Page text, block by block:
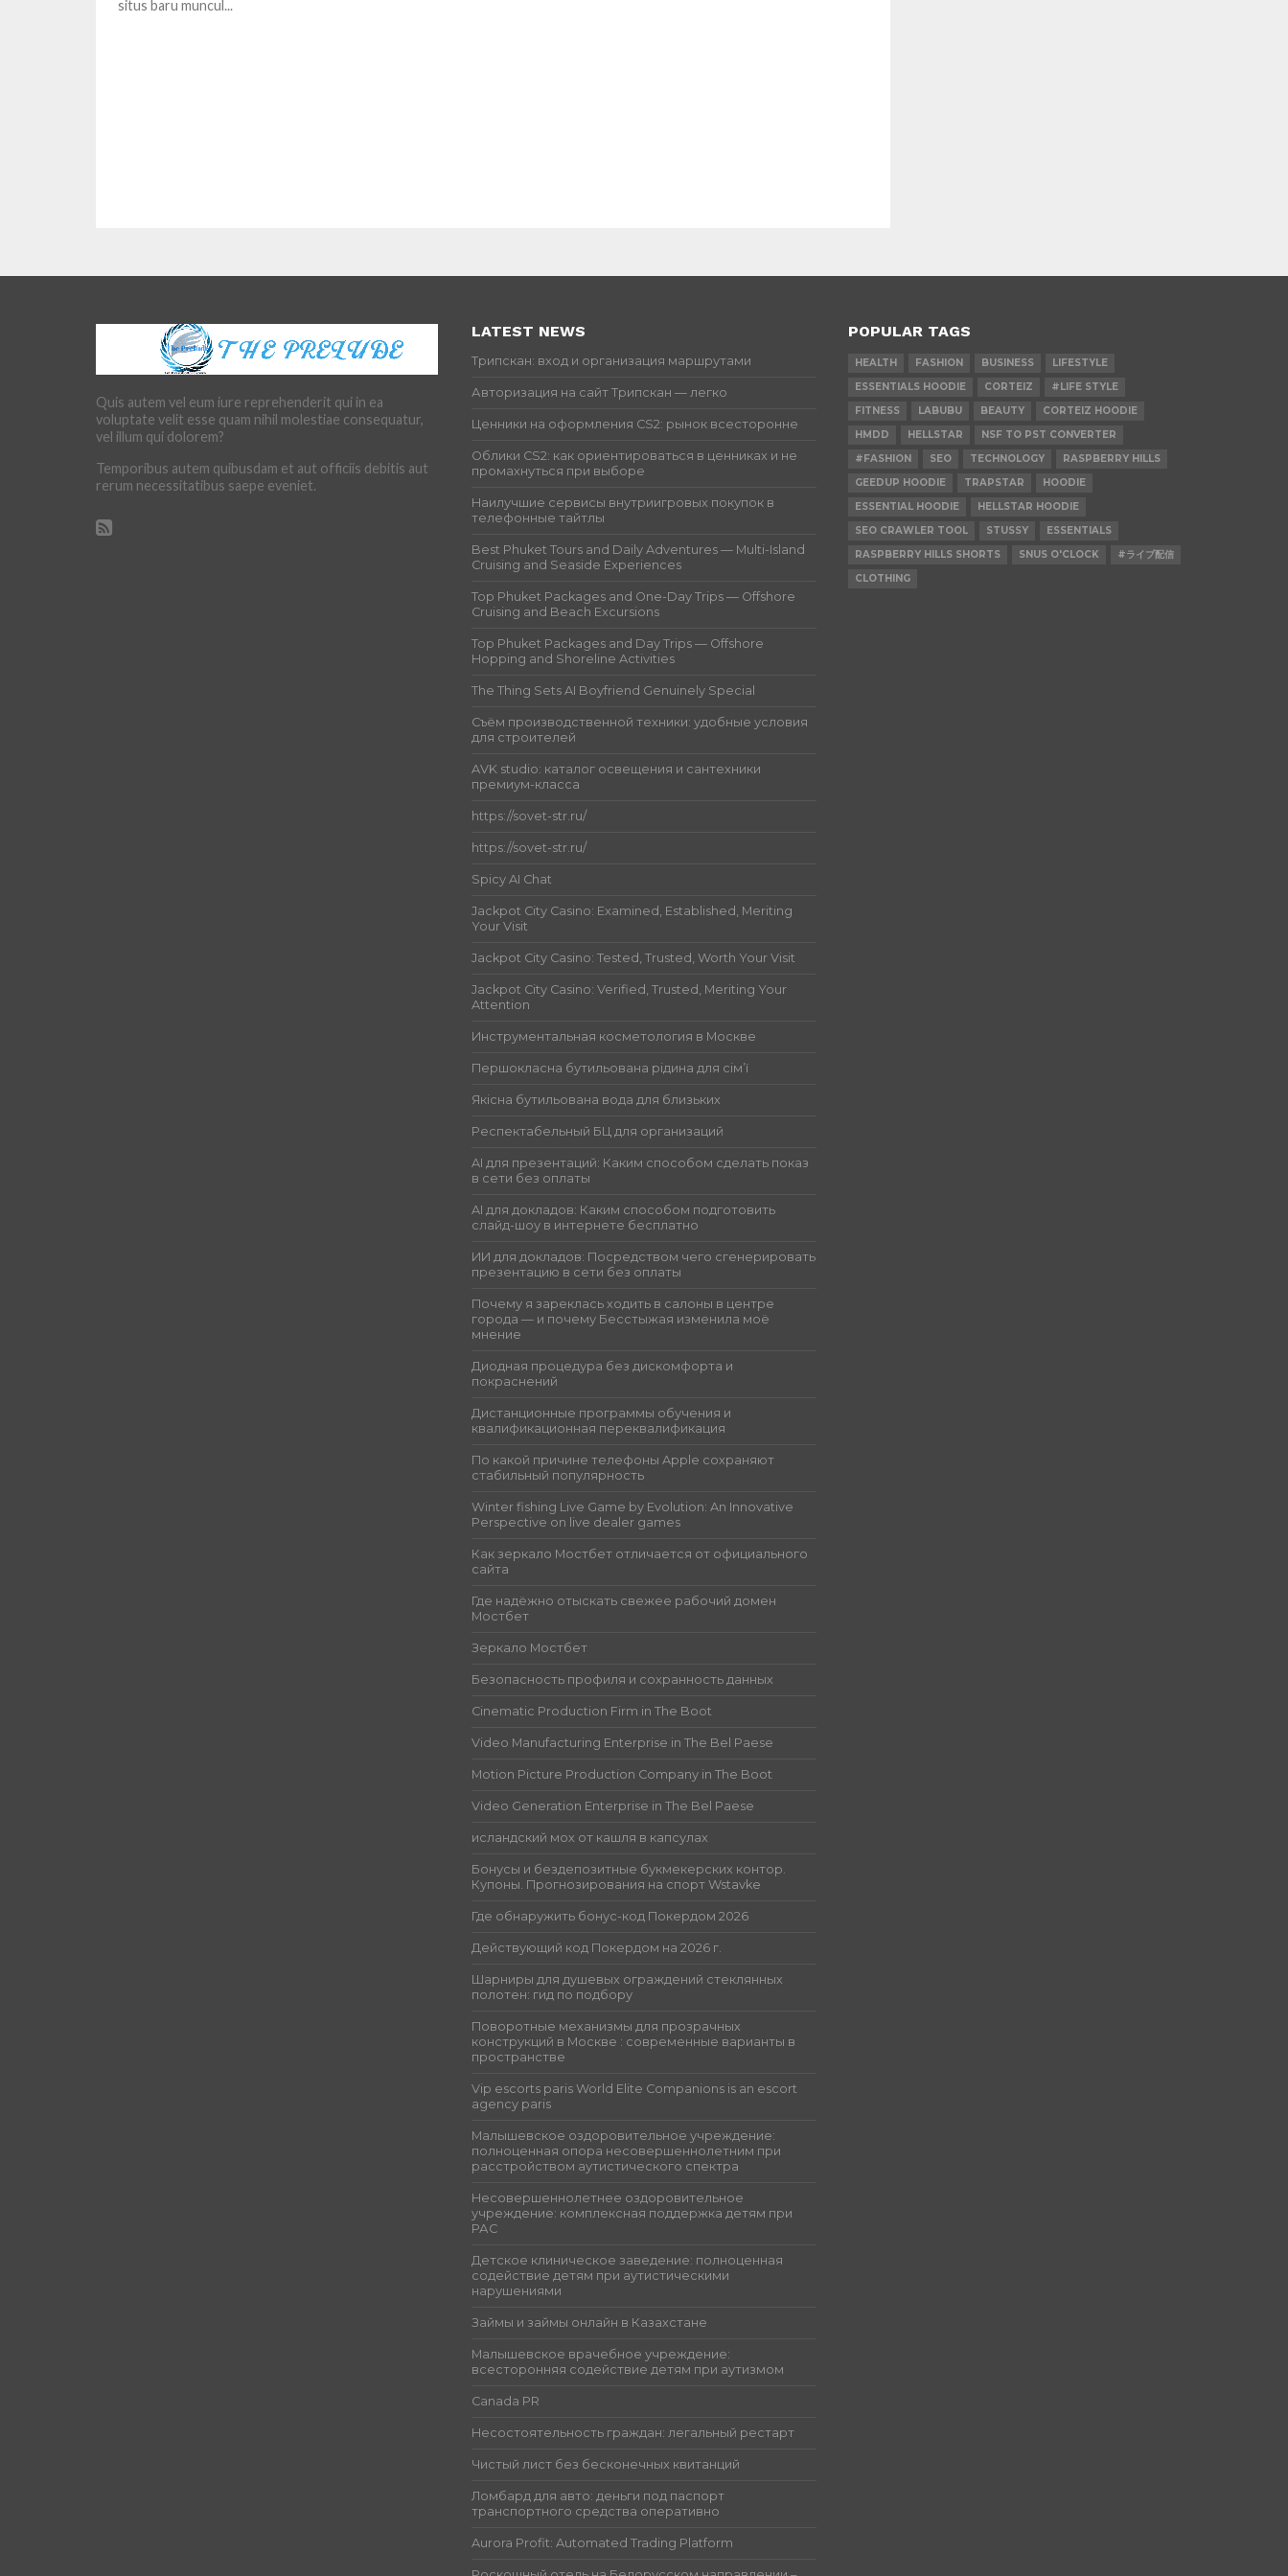
situs baru muncul...
Quis autem vel eum iure reprehenderit qui in ea
voluptate velit esse quam nihil molestiae consequatur,
vel illum qui dolorem?
Temporibus autem quibusdam et aut officiis debitis aut
rerum necessitatibus saepe eveniet.
LATEST NEWS
Трипскан: вход и организация маршрутами
Авторизация на сайт Трипскан — легко
Ценники на оформления CS2: рынок всесторонне
Облики CS2: как ориентироваться в ценниках и не
промахнуться при выборе
Наилучшие сервисы внутриигровых покупок в
телефонные тайтлы
Best Phuket Tours and Daily Adventures — Multi-Island
Cruising and Seaside Experiences
Top Phuket Packages and One-Day Trips — Offshore
Cruising and Beach Excursions
Top Phuket Packages and Day Trips — Offshore
Hopping and Shoreline Activities
The Thing Sets AI Boyfriend Genuinely Special
Съём производственной техники: удобные условия
для строителей
AVK studio: каталог освещения и сантехники
премиум-класса
https://sovet-str.ru/
https://sovet-str.ru/
Spicy AI Chat
Jackpot City Casino: Examined, Established, Meriting
Your Visit
Jackpot City Casino: Tested, Trusted, Worth Your Visit
Jackpot City Casino: Verified, Trusted, Meriting Your
Attention
Инструментальная косметология в Москве
Першокласна бутильована рідина для сім’ї
Якісна бутильована вода для близьких
Респектабельный БЦ для организаций
AI для презентаций: Каким способом сделать показ
в сети без оплаты
AI для докладов: Каким способом подготовить
слайд-шоу в интернете бесплатно
ИИ для докладов: Посредством чего сгенерировать
презентацию в сети без оплаты
Почему я зареклась ходить в салоны в центре
города — и почему Бесстыжая изменила моё
мнение
Диодная процедура без дискомфорта и
покраснений
Дистанционные программы обучения и
квалификационная переквалификация
По какой причине телефоны Apple сохраняют
стабильный популярность
Winter fishing Live Game by Evolution: An Innovative
Perspective on live dealer games
Как зеркало Мостбет отличается от официального
сайта
Где надёжно отыскать свежее рабочий домен
Мостбет
Зеркало Мостбет
Безопасность профиля и сохранность данных
Cinematic Production Firm in The Boot
Video Manufacturing Enterprise in The Bel Paese
Motion Picture Production Company in The Boot
Video Generation Enterprise in The Bel Paese
исландский мох от кашля в капсулах
Бонусы и бездепозитные букмекерских контор.
Купоны. Прогнозирования на спорт Wstavke
Где обнаружить бонус-код Покердом 2026
Действующий код Покердом на 2026 г.
Шарниры для душевых ограждений стеклянных
полотен: гид по подбору
Поворотные механизмы для прозрачных
конструкций в Москве : современные варианты в
пространстве
Vip escorts paris World Elite Companions is an escort
agency paris
Малышевское оздоровительное учреждение:
полноценная опора несовершеннолетним при
расстройством аутистического спектра
Несовершеннолетнее оздоровительное
учреждение: комплексная поддержка детям при
РАС
Детское клиническое заведение: полноценная
содействие детям при аутистическими
нарушениями
Займы и займы онлайн в Казахстане
Малышевское врачебное учреждение:
всесторонняя содействие детям при аутизмом
Canada PR
Несостоятельность граждан: легальный рестарт
Чистый лист без бесконечных квитанций
Ломбард для авто: деньги под паспорт
транспортного средства оперативно
Aurora Profit: Automated Trading Platform
POPULAR TAGS
HEALTH FASHION BUSINESS
LIFESTYLE
ESSENTIALS HOODIE
CORTEIZ
#LIFE STYLE
FITNESS
LABUBU BEAUTY
CORTEIZ HOODIE
HMDD
HELLSTAR
NSF TO PST CONVERTER
#FASHION
SEO TECHNOLOGY
RASPBERRY HILLS
GEEDUP HOODIE
TRAPSTAR
HOODIE
ESSENTIAL HOODIE
HELLSTAR HOODIE
SEO CRAWLER TOOL
STUSSY
ESSENTIALS
RASPBERRY HILLS SHORTS
SNUS O'CLOCK
#ライブ配信
CLOTHING